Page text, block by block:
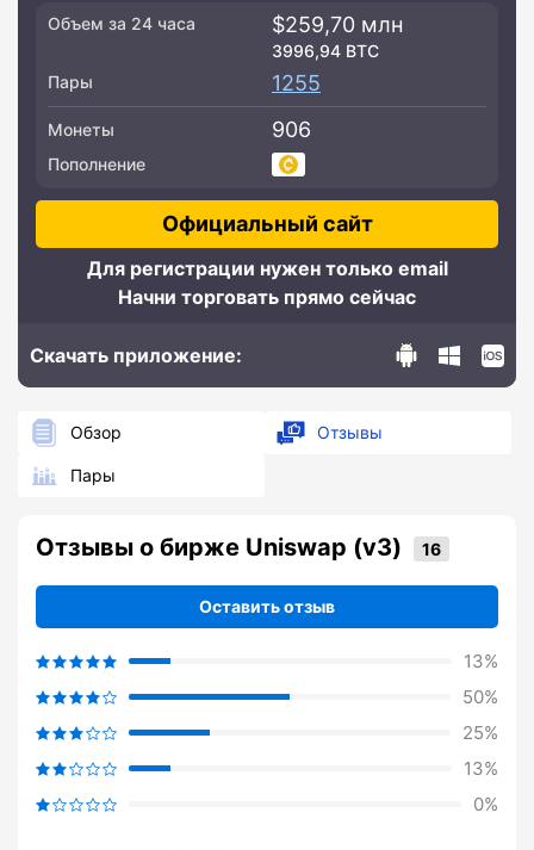
Объем за 24 часа $259,70 млн
3996,94 BTC
Пары
1255
Монеты 906
Пополнение
Официальный сайт
Для регистрации нужен только email
Начни торговать прямо сейчас
Скачать приложение:
Обзор Отзывы
Пары
Отзывы о бирже Uniswap (v3)
Оставить отзыв
13%
50%
25%
13%
0%